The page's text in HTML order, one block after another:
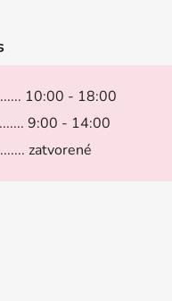
10:00 - 18:00
9:00 - 14:00
zatvorené